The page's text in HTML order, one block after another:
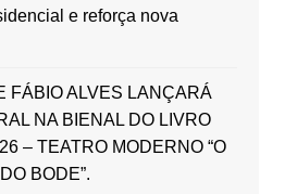
e reforça nova
FÁBIO ALVES LANÇARÁ
NA BIENAL DO LIVRO
– TEATRO MODERNO “O
BODE”.